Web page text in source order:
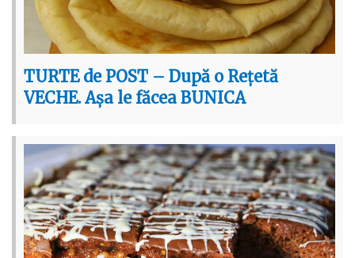
TURTE de POST – După o Rețetă
VECHE. Așa le făcea BUNICA